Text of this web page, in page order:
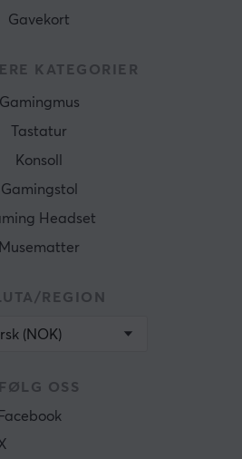
Gavekort
KATEGORIER
Gamingmus
Tastatur
Konsoll
Gamingstol
Headset
Musematter
REGION
(NOK)
FØLG OSS
Facebook